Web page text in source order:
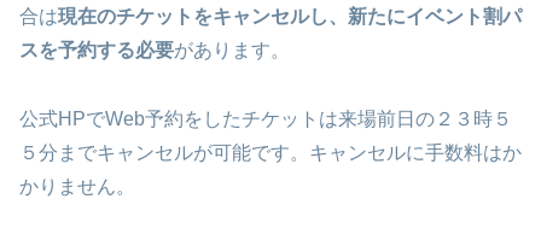
合は現在のチケットをキャンセルし、新たにイベント割パ
スを予約する必要があります。
公式HPでWeb予約をしたチケットは来場前日の２３時５
５分までキャンセルが可能です。キャンセルに手数料はか
かりません。